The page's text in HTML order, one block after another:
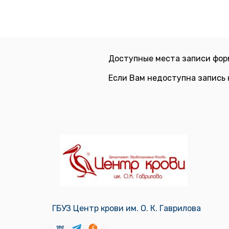
Доступные места записи
Если Вам недоступна
ГБУЗ Центр крови им. О. К. Гаврилова